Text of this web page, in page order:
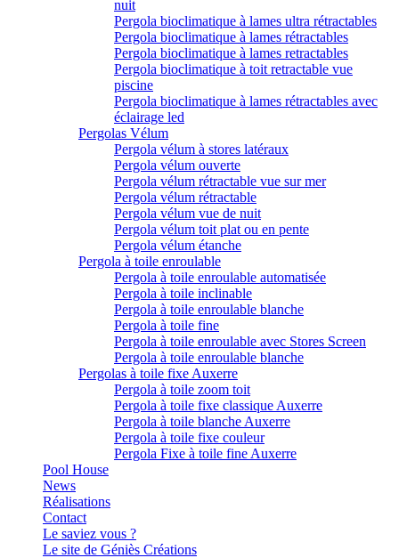
nuit
Pergola bioclimatique à lames ultra rétractables
Pergola bioclimatique à lames rétractables
Pergola bioclimatique à lames retractables
Pergola bioclimatique à toit retractable vue
piscine
Pergola bioclimatique à lames rétractables avec
éclairage led
Pergolas Vélum
Pergola vélum à stores latéraux
Pergola vélum ouverte
Pergola vélum rétractable vue sur mer
Pergola vélum rétractable
Pergola vélum vue de nuit
Pergola vélum toit plat ou en pente
Pergola vélum étanche
Pergola à toile enroulable
Pergola à toile enroulable automatisée
Pergola à toile inclinable
Pergola à toile enroulable blanche
Pergola à toile fine
Pergola à toile enroulable avec Stores Screen
Pergola à toile enroulable blanche
Pergolas à toile fixe Auxerre
Pergola à toile zoom toit
Pergola à toile fixe classique Auxerre
Pergola à toile blanche Auxerre
Pergola à toile fixe couleur
Pergola Fixe à toile fine Auxerre
Pool House
News
Réalisations
Contact
Le saviez vous ?
Le site de Géniès Créations